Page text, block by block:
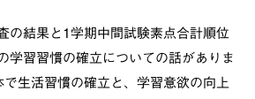
の結果と1学期中間試験素点合計順位
学習習慣の確立についての話がありま
で生活習慣の確立と、学習意欲の向上